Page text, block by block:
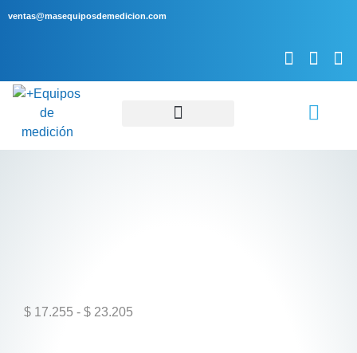
ventas@masequiposdemedicion.com
$ 17.255 - $ 23.205